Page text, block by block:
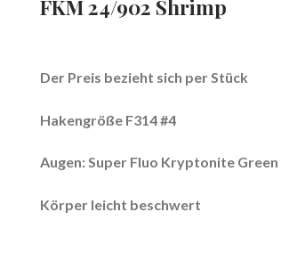
FKM 24/902 Shrimp
Der Preis bezieht sich per Stück
Hakengröße F314 #4
Augen: Super Fluo Kryptonite Green
Körper leicht beschwert